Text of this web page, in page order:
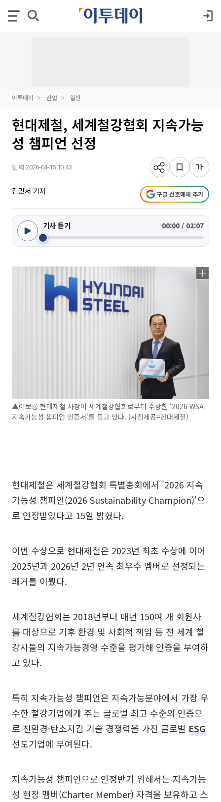
이투데이 산업 일반
현대제철, 세계철강협회 지속가능
성 챔피언 선정
입력 2026-04-15 10:43
김민서 기자 구글 선호매체 추가
기사 듣기 00:00 / 02:07
▲이보룡 현대제철 사장이 세계철강협회로부터 수상한 '2026 WSA
지속가능성 챔피언 인증서'를 들고 있다. (사진제공=현대제철)
현대제철은 세계철강협회 특별총회에서 '2026 지속
가능성 챔피언(2026 Sustainability Champion)'으
로 인정받았다고 15일 밝혔다.
이번 수상으로 현대제철은 2023년 최초 수상에 이어
2025년과 2026년 2년 연속 최우수 멤버로 선정되는
쾌거를 이뤘다.
세계철강협회는 2018년부터 매년 150여 개 회원사
를 대상으로 기후 환경 및 사회적 책임 등 전 세계 철
강사들의 지속가능경영 수준을 평가해 인증을 부여하
고 있다.
특히 지속가능성 챔피언은 지속가능분야에서 가장 우
수한 철강기업에게 주는 글로벌 최고 수준의 인증으
로 친환경·탄소저감 기술 경쟁력을 가진 글로벌 ESG
선도기업에 부여된다.
지속가능성 챔피언으로 인정받기 위해서는 지속가능
성 헌장 멤버(Charter Member) 자격을 보유하고 스